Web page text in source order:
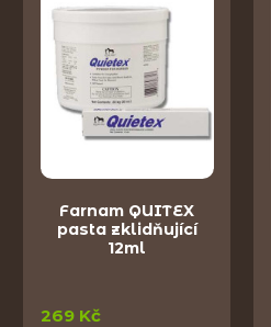
Farnam QUITEX
pasta zklidňující
12ml
269 Kč